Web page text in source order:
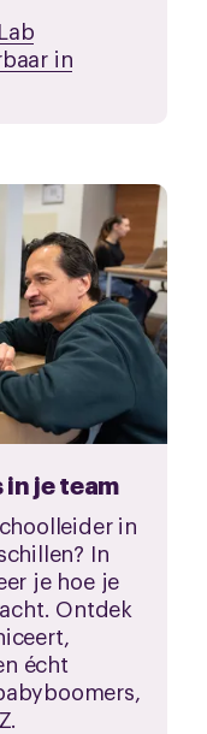
in
je team
in
In
je hoe je
Ontdek
écht